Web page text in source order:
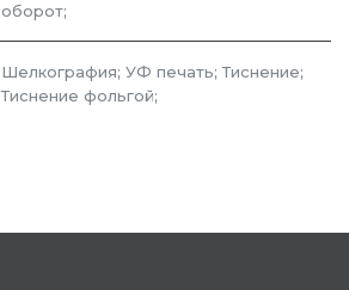
оборот;
Шелкография; УФ печать; Тиснение;
Тиснение фольгой;